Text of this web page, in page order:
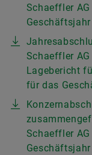
Schaeffler
Schaeffler
Lagebericht
für das
Schaeffler